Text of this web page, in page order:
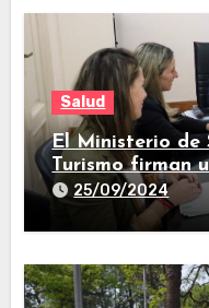
Salud
El Ministerio de
Turismo firman
de la comunidad
25/09/2024